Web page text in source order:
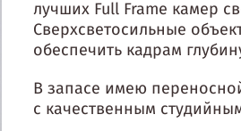
лучших Full Frame камер
Сверхсветосильные
обеспечить кадрам
В запасе имею
с качественным